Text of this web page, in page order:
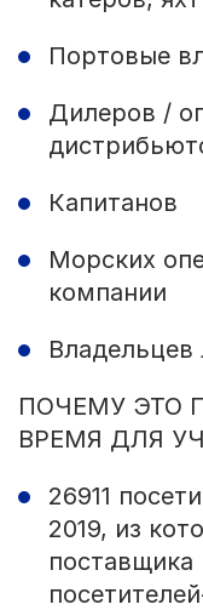
Портовые
Дилеров /
Капитанов
Морских
компании
Владельцев
ПОЧЕМУ ЭТО
ВРЕМЯ ДЛЯ
26911
2019, из
поставщика